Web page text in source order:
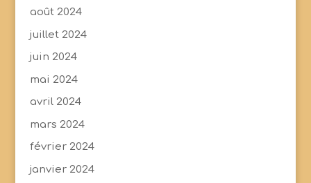
août 2024
juillet 2024
juin 2024
mai 2024
avril 2024
mars 2024
février 2024
janvier 2024